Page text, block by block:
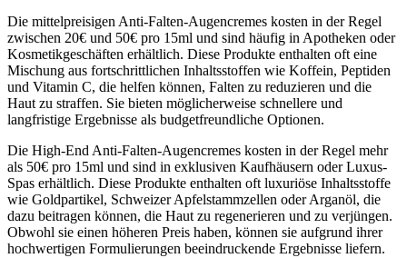
Die mittelpreisigen Anti-Falten-Augencremes kosten in der Regel
zwischen 20€ und 50€ pro 15ml und sind häufig in Apotheken oder
Kosmetikgeschäften erhältlich. Diese Produkte enthalten oft eine
Mischung aus fortschrittlichen Inhaltsstoffen wie Koffein, Peptiden
und Vitamin C, die helfen können, Falten zu reduzieren und die
Haut zu straffen. Sie bieten möglicherweise schnellere und
langfristige Ergebnisse als budgetfreundliche Optionen.
Die High-End Anti-Falten-Augencremes kosten in der Regel mehr
als 50€ pro 15ml und sind in exklusiven Kaufhäusern oder Luxus-
Spas erhältlich. Diese Produkte enthalten oft luxuriöse Inhaltsstoffe
wie Goldpartikel, Schweizer Apfelstammzellen oder Arganöl, die
dazu beitragen können, die Haut zu regenerieren und zu verjüngen.
Obwohl sie einen höheren Preis haben, können sie aufgrund ihrer
hochwertigen Formulierungen beeindruckende Ergebnisse liefern.